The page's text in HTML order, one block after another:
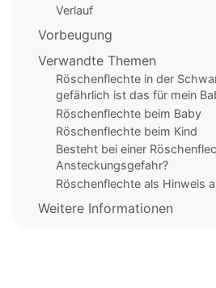
Verlauf
Vorbeugung
Verwandte Themen
Röschenflechte in der
gefährlich ist das für mein
Röschenflechte beim Baby
Röschenflechte beim Kind
Besteht bei einer
Ansteckungsgefahr?
Röschenflechte als Hinweis
Weitere Informationen